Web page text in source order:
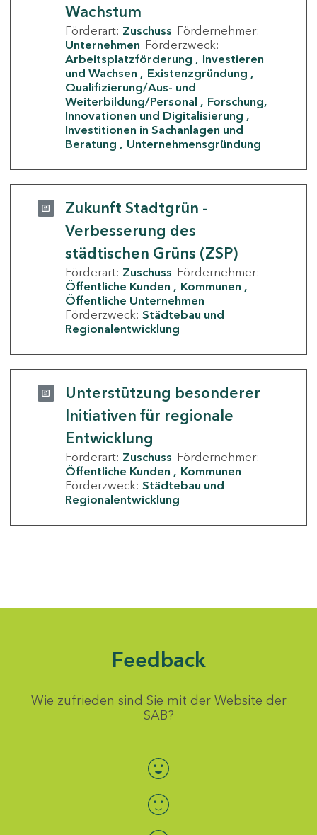
Wachstum
Förderart: Zuschuss Fördernehmer:
Unternehmen Förderzweck:
Arbeitsplatzförderung
Investieren
und Wachsen
Existenzgründung
Qualifizierung/Aus- und
Weiterbildung/Personal
Forschung,
Innovationen und Digitalisierung
Investitionen in Sachanlagen und
Beratung
Unternehmensgründung
Zukunft Stadtgrün -
Verbesserung des
städtischen Grüns (ZSP)
Förderart: Zuschuss Fördernehmer:
Öffentliche Kunden
Kommunen
Öffentliche Unternehmen
Förderzweck: Städtebau und
Regionalentwicklung
Unterstützung besonderer
Initiativen für regionale
Entwicklung
Förderart: Zuschuss Fördernehmer:
Öffentliche Kunden
Kommunen
Förderzweck: Städtebau und
Regionalentwicklung
Feedback
Wie zufrieden sind Sie mit der Website der
SAB?
Bewertung auswählen